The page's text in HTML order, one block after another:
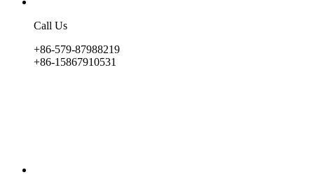
Call Us
+86-579-87988219
+86-15867910531